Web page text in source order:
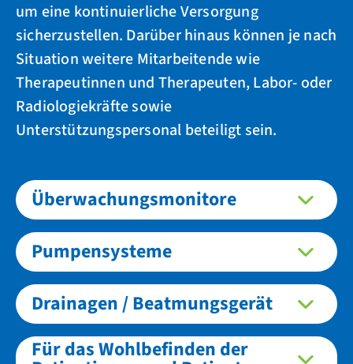
um eine kontinuierliche Versorgung
sicherzustellen. Darüber hinaus können je nach
Situation weitere Mitarbeitende wie
Therapeutinnen und Therapeuten, Labor- oder
Radiologiekräfte sowie
Unterstützungspersonal beteiligt sein.
Überwachungsmonitore
Pumpensysteme
Drainagen / Beatmungsgerät
Für das Wohlbefinden der